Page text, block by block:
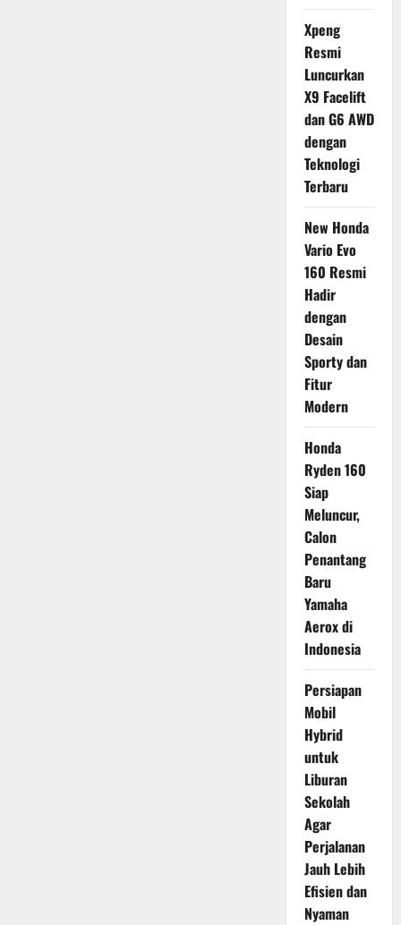
Xpeng
Resmi
Luncurkan
X9 Facelift
dan G6 AWD
dengan
Teknologi
Terbaru
New Honda
Vario Evo
160 Resmi
Hadir
dengan
Desain
Sporty dan
Fitur
Modern
Honda
Ryden 160
Siap
Meluncur,
Calon
Penantang
Baru
Yamaha
Aerox di
Indonesia
Persiapan
Mobil
Hybrid
untuk
Liburan
Sekolah
Agar
Perjalanan
Jauh Lebih
Efisien dan
Nyaman